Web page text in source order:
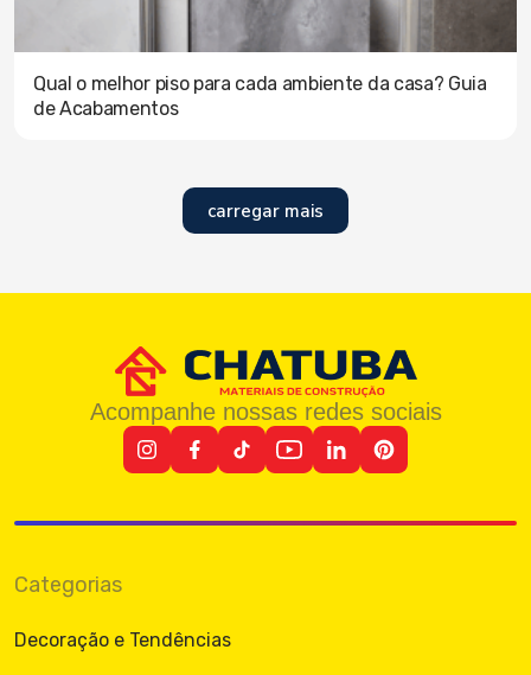
Qual o melhor piso para cada ambiente da casa? Guia
de Acabamentos
carregar mais
Acompanhe nossas redes sociais
Categorias
Decoração e Tendências